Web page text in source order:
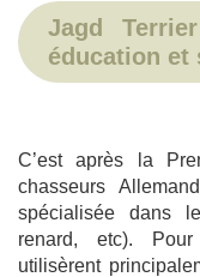
Jagd
éducation et
C’est après la
chasseurs
spécialisée dans
renard, etc).
utilisèrent